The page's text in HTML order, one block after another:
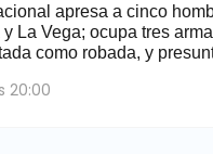
apresa a cinco
y La Vega; ocupa tres
como robada, y
20:00